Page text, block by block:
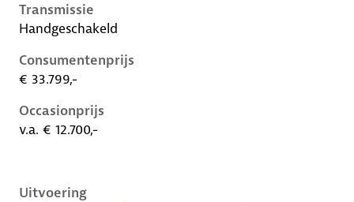
Transmissie
Handgeschakeld
Consumentenprijs
€ 33.799,-
Occasionprijs
v.a. € 12.700,-
Uitvoering